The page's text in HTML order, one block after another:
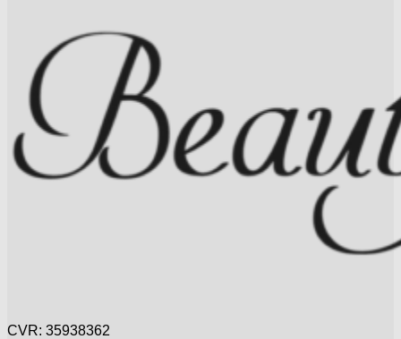
Mulighederne
vælges
varesiden
CVR: 35938362